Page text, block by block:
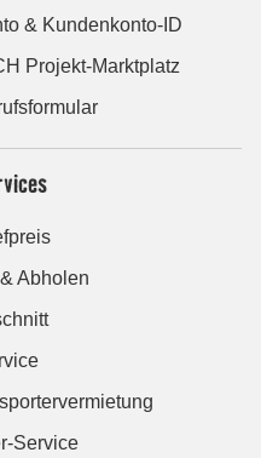
& Kundenkonto-ID
Projekt-Marktplatz
Abholen
Service